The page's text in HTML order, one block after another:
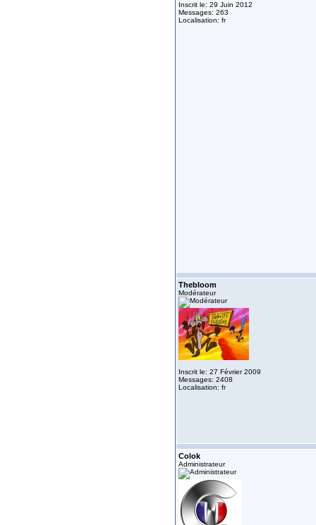
Inscrit le: 29 Juin 2012
Messages: 263
Localisation: fr
Thebloom
Modérateur
Inscrit le: 27 Février 2009
Messages: 2408
Localisation: fr
Colok
Administrateur